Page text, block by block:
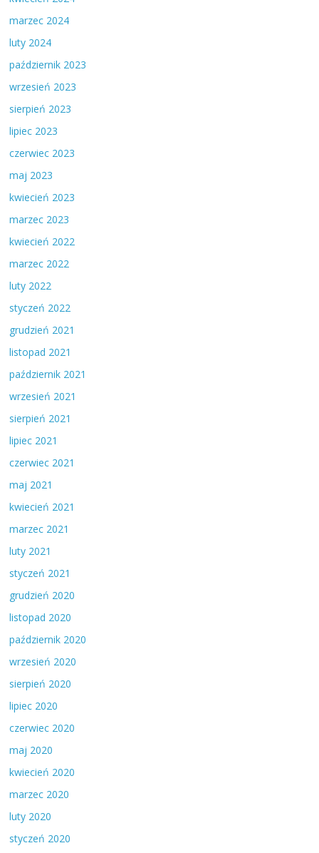
marzec 2024
luty 2024
październik 2023
wrzesień 2023
sierpień 2023
lipiec 2023
czerwiec 2023
maj 2023
kwiecień 2023
marzec 2023
kwiecień 2022
marzec 2022
luty 2022
styczeń 2022
grudzień 2021
listopad 2021
październik 2021
wrzesień 2021
sierpień 2021
lipiec 2021
czerwiec 2021
maj 2021
kwiecień 2021
marzec 2021
luty 2021
styczeń 2021
grudzień 2020
listopad 2020
październik 2020
wrzesień 2020
sierpień 2020
lipiec 2020
czerwiec 2020
maj 2020
kwiecień 2020
marzec 2020
luty 2020
styczeń 2020